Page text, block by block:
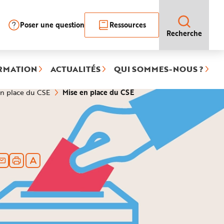
Poser une question
Ressources
Recherche
ACTUALITÉS QUI SOMMES-NOUS ?
place du CSE Mise en place du CSE(rubrique
sélectionnée)